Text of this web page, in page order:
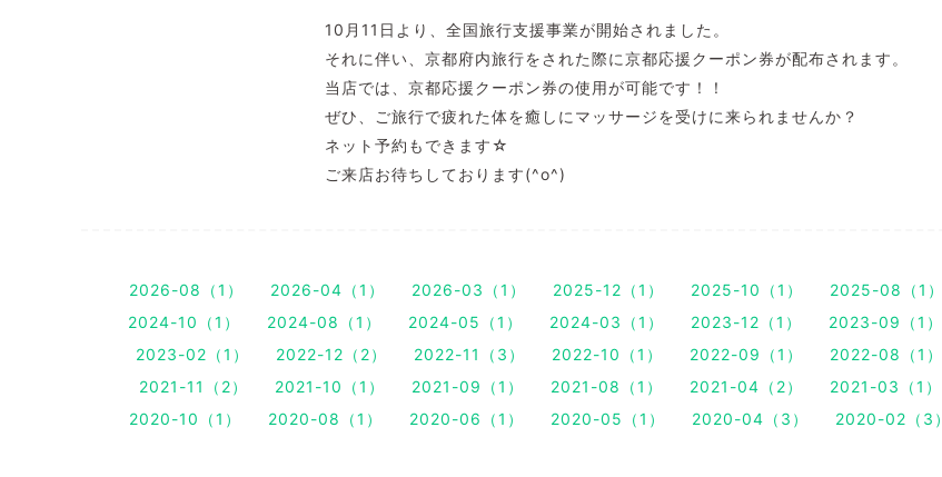
10月11日より、全国旅行支援事業が開始されました。
それに伴い、京都府内旅行をされた際に京都応援クーポン券が配布されます。
当店では、京都応援クーポン券の使用が可能です！！
ぜひ、ご旅行で疲れた体を癒しにマッサージを受けに来られませんか？
ネット予約もできます☆
ご来店お待ちしております(^o^)
2026-08（1） 2026-04（1） 2026-03（1） 2025-12（1） 2025-10（1） 2025-08（1）
2024-10（1）
2024-08（1） 2024-05（1） 2024-03（1） 2023-12（1） 2023-09（1）
2023-02（1）
2022-12（2） 2022-11（3） 2022-10（1） 2022-09（1） 2022-08（1）
2021-11（2）
2021-10（1） 2021-09（1） 2021-08（1） 2021-04（2） 2021-03（1）
2020-10（1）
2020-08（1） 2020-06（1） 2020-05（1） 2020-04（3） 2020-02（3）